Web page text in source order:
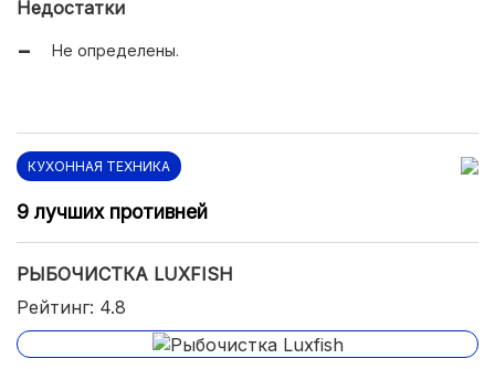
Удобно прорабатывать все участки от головы до
Недостатки
Не определены.
КУХОННАЯ ТЕХНИКА
9 лучших противней
РЫБОЧИСТКА LUXFISH
Рейтинг: 4.8